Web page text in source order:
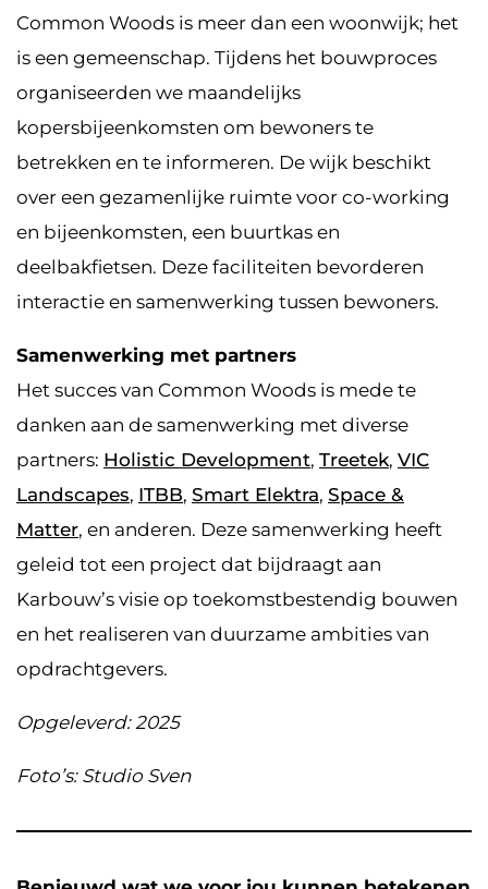
Common Woods is meer dan een woonwijk; het
is een gemeenschap. Tijdens het bouwproces
organiseerden we maandelijks
kopersbijeenkomsten om bewoners te
betrekken en te informeren. De wijk beschikt
over een gezamenlijke ruimte voor co-working
en bijeenkomsten, een buurtkas en
deelbakfietsen. Deze faciliteiten bevorderen
interactie en samenwerking tussen bewoners.
Samenwerking met partners
Het succes van Common Woods is mede te
danken aan de samenwerking met diverse
partners: Holistic Development, Treetek, VIC
Landscapes, ITBB, Smart Elektra, Space &
Matter, en anderen. Deze samenwerking heeft
geleid tot een project dat bijdraagt aan
Karbouw’s visie op toekomstbestendig bouwen
en het realiseren van duurzame ambities van
opdrachtgevers.
Opgeleverd: 2025
Foto’s: Studio Sven